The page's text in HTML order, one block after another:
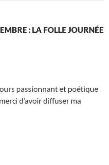
: LA FOLLE JOURNÉE
passionnant et poétique
d’avoir diffuser ma